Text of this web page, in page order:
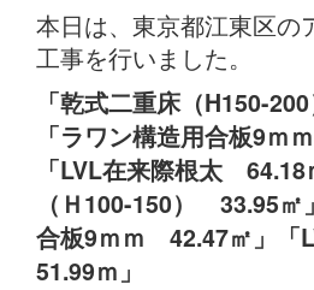
本日は、東京都江東区の
工事を行いました。
「乾式二重床（H150-
「ラワン構造用合板9ｍ
「LVL在来際根太
（Ｈ100-150） 33.95㎡
合板9ｍｍ 42.47㎡」「
51.99ｍ」